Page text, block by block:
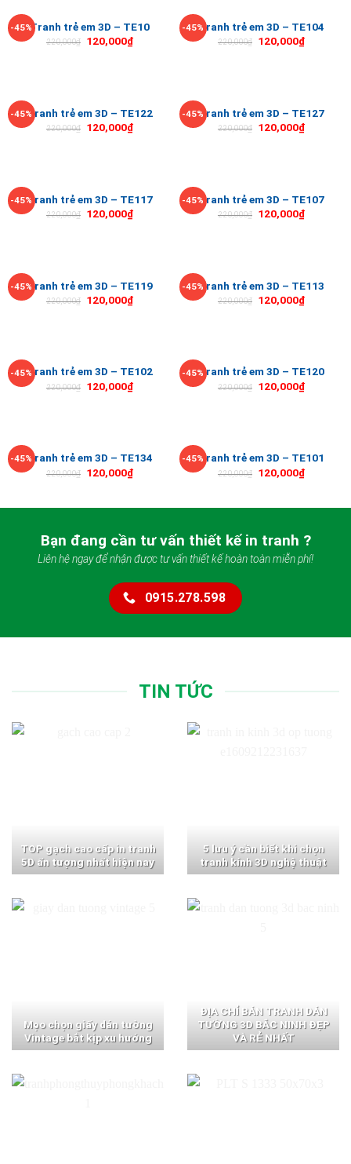
-45%Tranh trẻ em 3D – TE10
220,000₫ 120,000₫
-45%Tranh trẻ em 3D – TE104
220,000₫ 120,000₫
-45%Tranh trẻ em 3D – TE122
220,000₫ 120,000₫
-45%Tranh trẻ em 3D – TE127
220,000₫ 120,000₫
-45%Tranh trẻ em 3D – TE117
220,000₫ 120,000₫
-45%Tranh trẻ em 3D – TE107
220,000₫ 120,000₫
-45%Tranh trẻ em 3D – TE119
220,000₫ 120,000₫
-45%Tranh trẻ em 3D – TE113
220,000₫ 120,000₫
-45%Tranh trẻ em 3D – TE102
220,000₫ 120,000₫
-45%Tranh trẻ em 3D – TE120
220,000₫ 120,000₫
-45%Tranh trẻ em 3D – TE134
220,000₫ 120,000₫
-45%Tranh trẻ em 3D – TE101
220,000₫ 120,000₫
Bạn đang cần tư vấn thiết kế in tranh ?
Liên hệ ngay để nhận được tư vấn thiết kế hoàn toàn miễn phí!
0915.278.598
TIN TỨC
TOP gạch cao cấp in tranh
5D ấn tượng nhất hiện nay
5 lưu ý cần biết khi chọn
tranh kính 3D nghệ thuật
Mẹo chọn giấy dán tường
Vintage bắt kịp xu hướng
ĐỊA CHỈ BÁN TRANH DÁN
TƯỜNG 3D BẮC NINH ĐẸP
VÀ RẺ NHẤT